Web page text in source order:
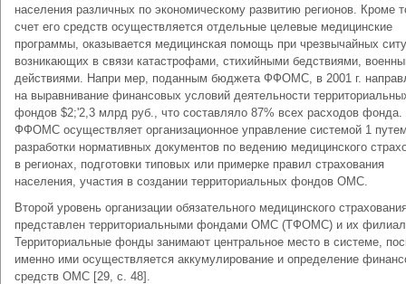
населения различных по экономическому развитию регионов. Кроме
счет его средств осуществляется отдельные целевые медицинские
программы, оказывается медицинская помощь при чрезвычайных
возникающих в связи катастрофами, стихийными бедствиями,
действиями. Напри мер, поданным бюджета ФФОМС, в 2001 г.
на выравнивание финансовых условий деятельности
фондов $2;'2,3 млрд руб., что составляло 87% всех расходов фонда.
ФФОМС осуществляет организационное управление системой 1
разработки нормативных документов по ведению медицинского
в регионах, подготовки типовых или примерке правил страхования
населения, участия в создании территориальных фондов ОМС.
Второй уровень организации обязательного медицинского
представлен территориальными фондами ОМС (ТФОМС) и их
Территориальные фонды занимают центральное место в системе,
именно ими осуществляется аккумулирование и определение
средств ОМС [29, c. 48].